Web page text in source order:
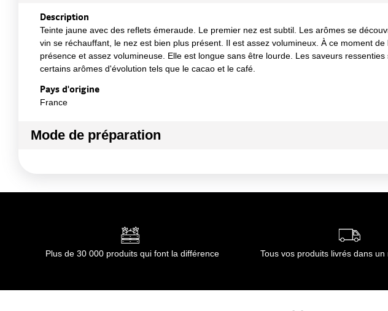
Description
Teinte jaune avec des reflets émeraude. Le premier nez est subtil. Les arômes se
vin se réchauffant, le nez est bien plus présent. Il est assez volumineux. À ce moment
présence et assez volumineuse. Elle est longue sans être lourde. Les saveurs
certains arômes d'évolution tels que le cacao et le café.
Pays d'origine
France
Mode de préparation
Plus de 30 000 produits qui font la différence Tous vos produits livrés dans un